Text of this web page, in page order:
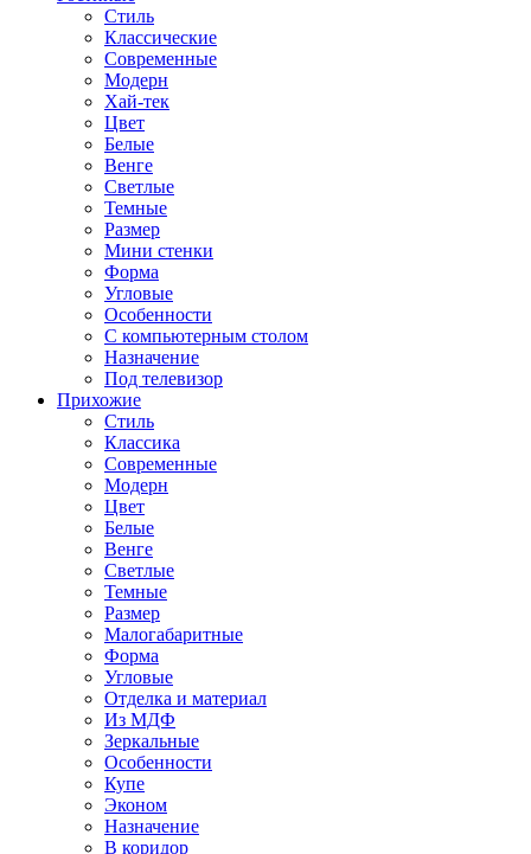
Стиль
Классические
Современные
Модерн
Хай-тек
Цвет
Белые
Венге
Светлые
Темные
Размер
Мини стенки
Форма
Угловые
Особенности
С компьютерным столом
Назначение
Под телевизор
Прихожие
Стиль
Классика
Современные
Модерн
Цвет
Белые
Венге
Светлые
Темные
Размер
Малогабаритные
Форма
Угловые
Отделка и материал
Из МДФ
Зеркальные
Особенности
Купе
Эконом
Назначение
В коридор